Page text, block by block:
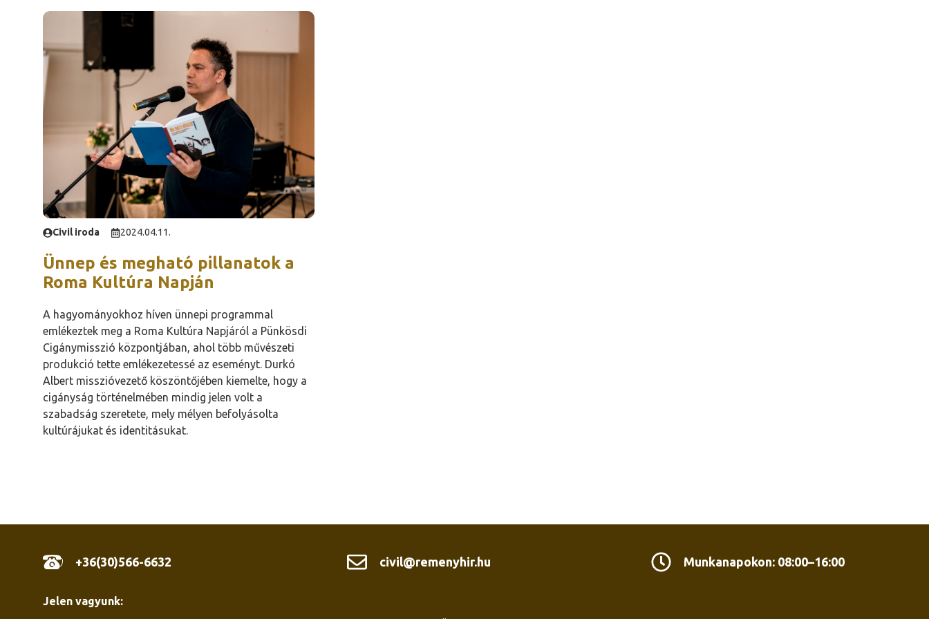
Civil iroda 2024.04.11.
Ünnep és megható pillanatok a
Roma Kultúra Napján
A hagyományokhoz híven ünnepi programmal
emlékeztek meg a Roma Kultúra Napjáról a Pünkösdi
Cigánymisszió központjában, ahol több művészeti
produkció tette emlékezetessé az eseményt. Durkó
Albert misszióvezető köszöntőjében kiemelte, hogy a
cigányság történelmében mindig jelen volt a
szabadság szeretete, mely mélyen befolyásolta
kultúrájukat és identitásukat.
+36(30)566-6632 civil@remenyhir.hu Munkanapokon: 08:00–16:00
Jelen vagyunk: